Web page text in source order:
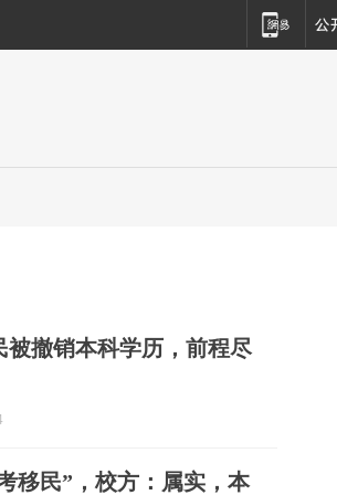
被撤销本科学历，前程尽
移民”，校方：属实，本